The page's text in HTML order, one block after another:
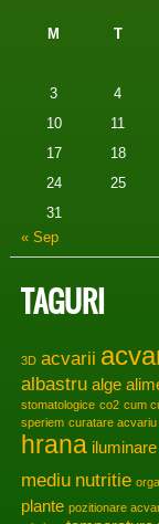
M T
3
4
10
11
17
18
24
25
31
« Sep
TAGURI
3D acvarii
albastru alge
stomatologice co2 cum
speriem curatare acvariu
hrana iluminare
mediu nutritie
plante pozitionare